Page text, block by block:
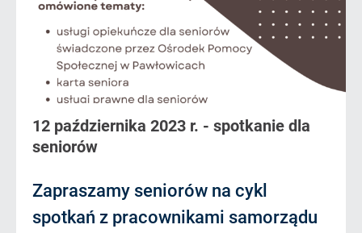
12 października 2023 r. - spotkanie dla
seniorów
Zapraszamy seniorów na cykl
spotkań z pracownikami samorządu